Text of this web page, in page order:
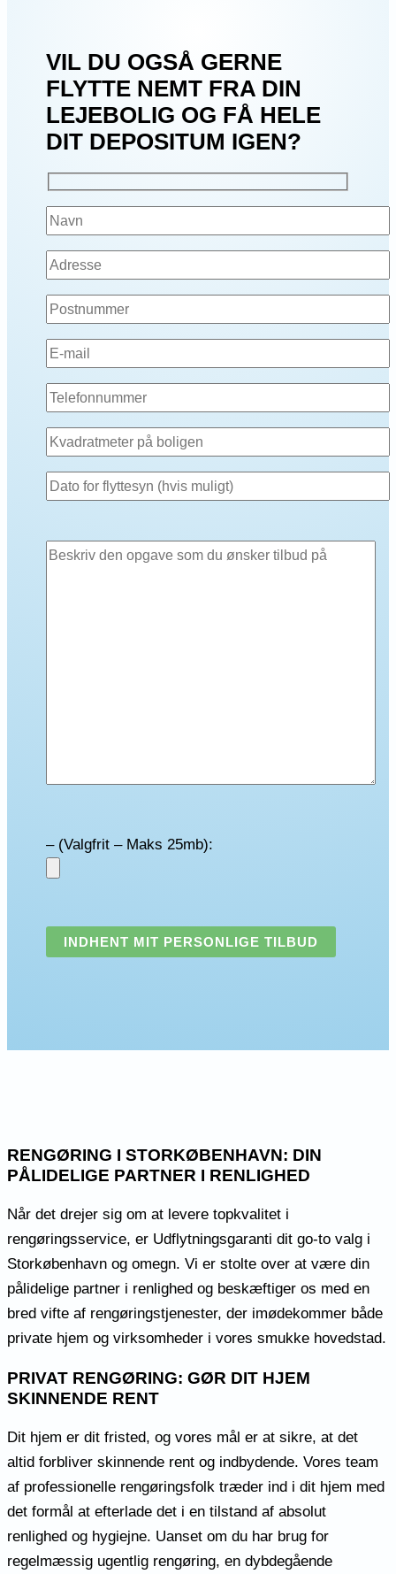
VIL DU OGSÅ GERNE
FLYTTE NEMT FRA DIN
LEJEBOLIG OG FÅ HELE
DIT DEPOSITUM IGEN?
– (Valgfrit – Maks 25mb):
RENGØRING I STORKØBENHAVN: DIN
PÅLIDELIGE PARTNER I RENLIGHED
Når det drejer sig om at levere topkvalitet i
rengøringsservice, er Udflytningsgaranti dit go-to valg i
Storkøbenhavn og omegn. Vi er stolte over at være din
pålidelige partner i renlighed og beskæftiger os med en
bred vifte af rengøringstjenester, der imødekommer både
private hjem og virksomheder i vores smukke hovedstad.
PRIVAT RENGØRING: GØR DIT HJEM
SKINNENDE RENT
Dit hjem er dit fristed, og vores mål er at sikre, at det
altid forbliver skinnende rent og indbydende. Vores team
af professionelle rengøringsfolk træder ind i dit hjem med
det formål at efterlade det i en tilstand af absolut
renlighed og hygiejne. Uanset om du har brug for
regelmæssig ugentlig rengøring, en dybdegående